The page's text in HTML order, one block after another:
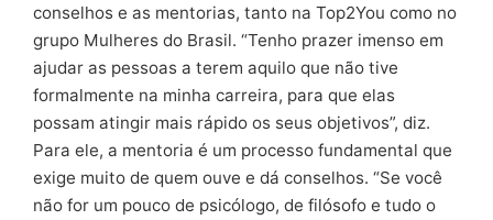
conselhos e as mentorias, tanto na Top2You como no
grupo Mulheres do Brasil. “Tenho prazer imenso em
ajudar as pessoas a terem aquilo que não tive
formalmente na minha carreira, para que elas
possam atingir mais rápido os seus objetivos”, diz.
Para ele, a mentoria é um processo fundamental que
exige muito de quem ouve e dá conselhos. “Se você
não for um pouco de psicólogo, de filósofo e tudo o